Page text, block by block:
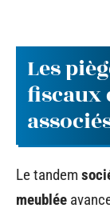
Les
fiscaux
Le tandem
meublée